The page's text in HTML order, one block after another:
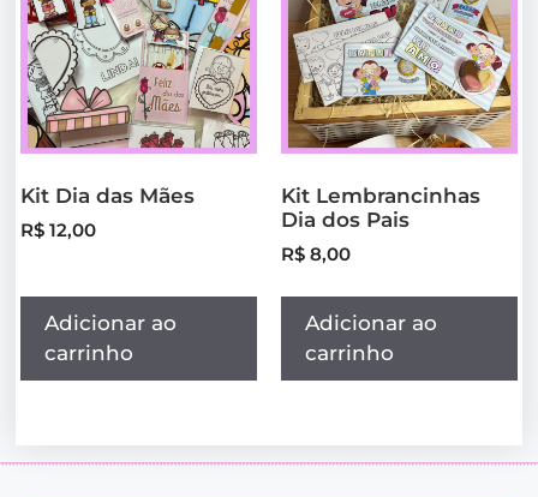
Kit Dia das Mães
R$ 12,00
Adicionar ao
carrinho
Kit Lembrancinhas
Dia dos Pais
R$ 8,00
Adicionar ao
carrinho